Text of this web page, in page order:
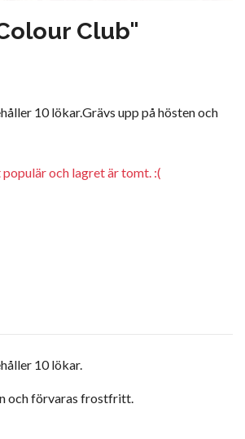
Club"
10 lökar.Grävs upp på hösten och
och lagret är tomt. :(
10 lökar.
och förvaras frostfritt.